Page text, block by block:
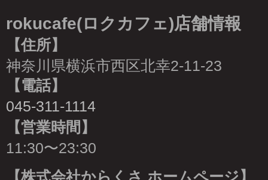
rokucafe(ロクカフェ)店舗情報
【住所】
神奈川県横浜市西区北幸2-11-23
【電話】
045-311-1114
【営業時間】
11:30〜23:30
【株式会社からくさ ホームページ】